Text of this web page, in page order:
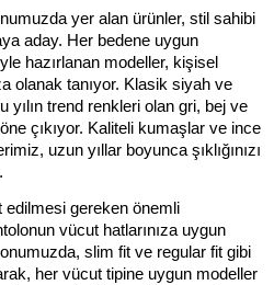
yer alan ürünler, stil sahibi
aday. Her bedene uygun
hazırlanan modeller, kişisel
olanak tanıyor. Klasik siyah ve
yılın trend renkleri olan gri, bej ve
çıkıyor. Kaliteli kumaşlar ve ince
uzun yıllar boyunca şıklığınızı
edilmesi gereken önemli
vücut hatlarınıza uygun
slim fit ve regular fit gibi
her vücut tipine uygun modeller